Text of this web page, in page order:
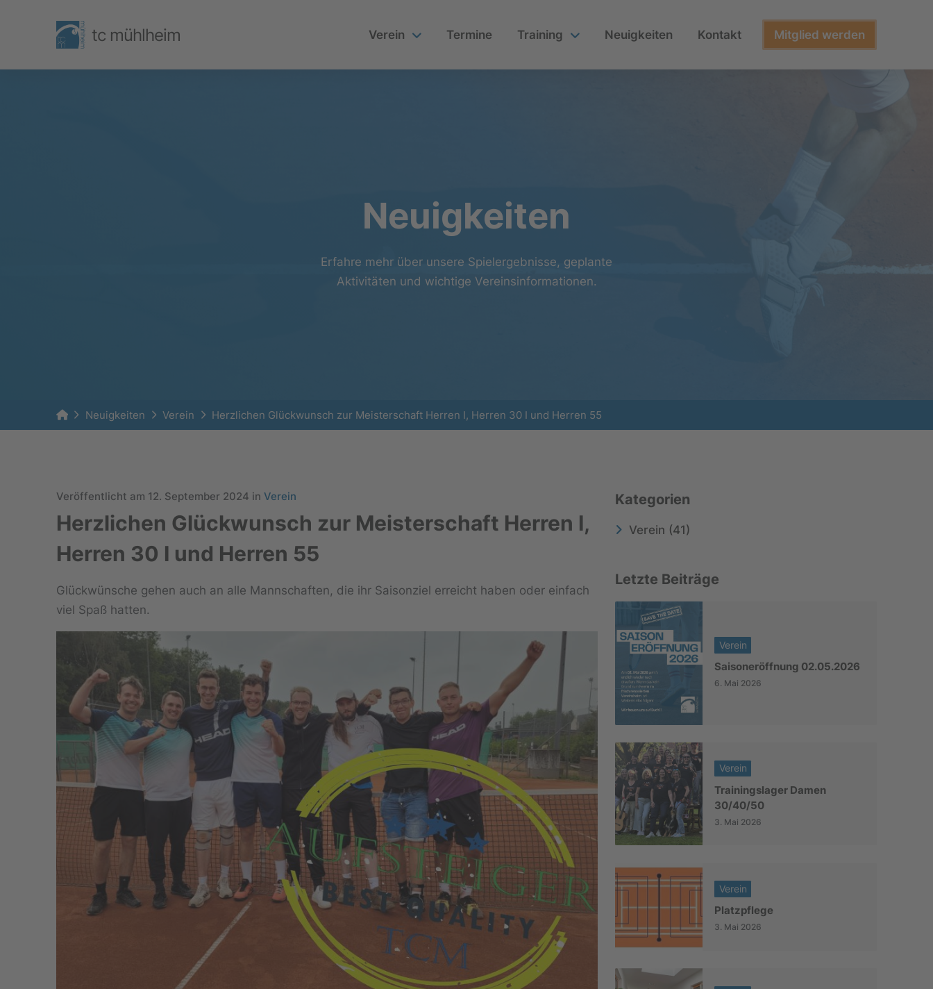
tc mühlheim Verein Termine Training Neuigkeiten Kontakt Mitglied werden
Neuigkeiten
Erfahre mehr über unsere Spielergebnisse, geplante
Aktivitäten und wichtige Vereinsinformationen.
HomeNeuigkeiten Verein Herzlichen Glückwunsch zur Meisterschaft Herren I, Herren 30 I und Herren 55
Veröffentlicht am 12. September 2024 in Verein
Herzlichen Glückwunsch zur Meisterschaft Herren I,
Herren 30 I und Herren 55
Glückwünsche gehen auch an alle Mannschaften, die ihr Saisonziel erreicht haben oder einfach
viel Spaß hatten.
Kategorien
Verein (41)
Letzte Beiträge
Verein
Saisoneröffnung 02.05.2026
6. Mai 2026
Verein
Trainingslager Damen
30/40/50
3. Mai 2026
Verein
Platzpflege
3. Mai 2026